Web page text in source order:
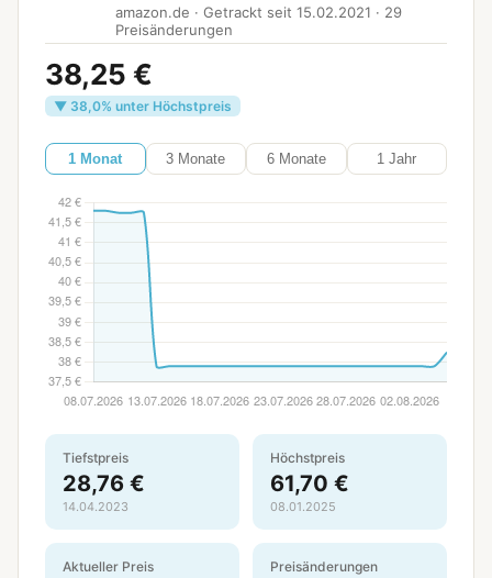
amazon.de · Getrackt seit 15.02.2021 · 29
Preisänderungen
38,25 €
▼ 38,0% unter Höchstpreis
1 Monat 3 Monate 6 Monate 1 Jahr
Tiefstpreis
28,76 €
14.04.2023
Höchstpreis
61,70 €
08.01.2025
Aktueller Preis Preisänderungen